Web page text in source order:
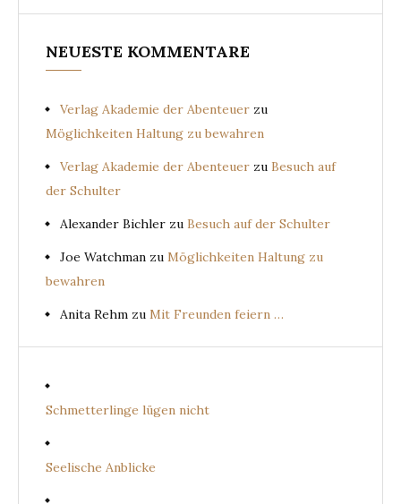
NEUESTE KOMMENTARE
Verlag Akademie der Abenteuer zu
Möglichkeiten Haltung zu bewahren
Verlag Akademie der Abenteuer zu Besuch auf
der Schulter
Alexander Bichler zu Besuch auf der Schulter
Joe Watchman zu Möglichkeiten Haltung zu
bewahren
Anita Rehm zu Mit Freunden feiern …
Schmetterlinge lügen nicht
Seelische Anblicke